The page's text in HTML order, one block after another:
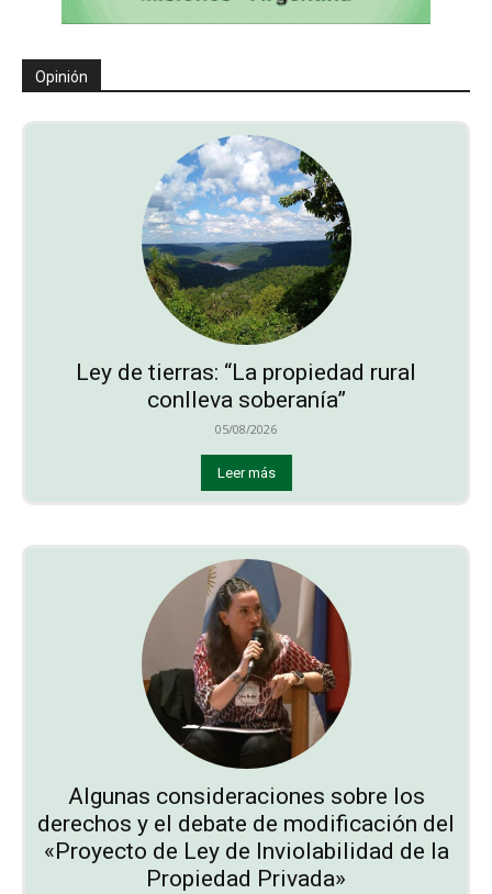
Opinión
Ley de tierras: “La propiedad rural
conlleva soberanía”
05/08/2026
Leer más
Algunas consideraciones sobre los
derechos y el debate de modificación del
«Proyecto de Ley de Inviolabilidad de la
Propiedad Privada»